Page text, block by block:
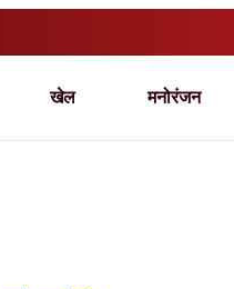
खेल मनोरंजन